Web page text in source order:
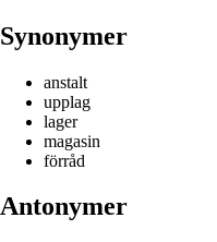
Synonymer
anstalt
upplag
lager
magasin
förråd
Antonymer